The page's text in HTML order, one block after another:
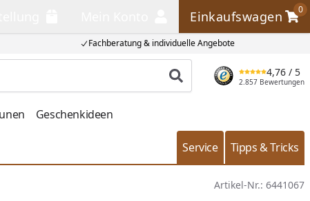
Fachberatung & individuelle Angebote
Einkaufswagen
0
Einkaufswagen
Produkt suchen
4,76 / 5
2.857 Bewertungen
Geschenkideen
Service Tipps & Tricks
Artikel-Nr.: 6441067